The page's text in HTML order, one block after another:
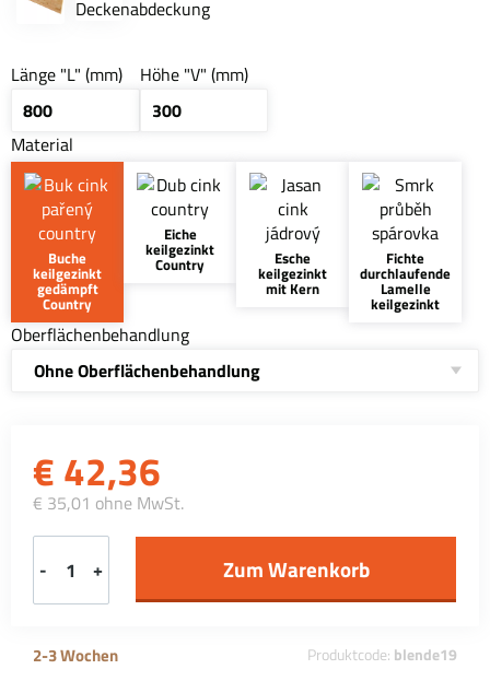
Länge "L" (mm) Höhe "V" (mm)
Material
Buche
keilgezinkt
gedämpft
Country
Eiche
keilgezinkt
Country Esche
keilgezinkt
mit Kern
Fichte
durchlaufende
Lamelle
keilgezinkt
Oberflächenbehandlung
Ohne Oberflächenbehandlung
€ 42,36
€ 35,01 ohne MwSt.
- +
2-3 Wochen Produktcode: blende19